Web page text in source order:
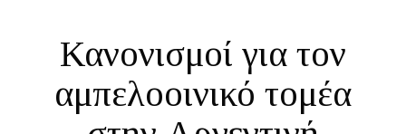
Κανονισμοί για τον
αμπελοοινικό τομέα